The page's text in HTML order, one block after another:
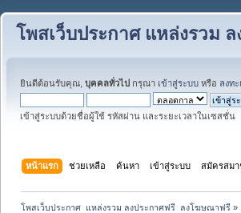
โพสเว็บประกาศ แหล่งรวม
ยินดีต้อนรับคุณ, บุคคลทั่วไป กรุณา เข้าสู่ระบบ หรือ ลงท
เข้าสู่ระบบด้วยชื่อผู้ใช้ รหัสผ่าน และระยะเวลาในเซสชั่น
หน้าแรก ช่วยเหลือ ค้นหา เข้าสู่ระบบ สมัครสม
โพสเว็บประกาศ  แหล่งรวม ลงประกาศฟรี  ลงโฆษณาฟรี »